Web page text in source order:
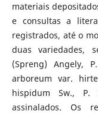
materiais
e consultas a
registrados, até o
duas variedades,
(Spreng) Angely,
arboreum var.
hispidum Sw., P.
assinalados. Os